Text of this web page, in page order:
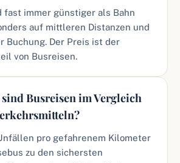
fast immer günstiger als Bahn
auf mittleren Distanzen und
Buchung. Der Preis ist der
von Busreisen.
Busreisen im Vergleich
pro gefahrenem Kilometer
zu den sichersten